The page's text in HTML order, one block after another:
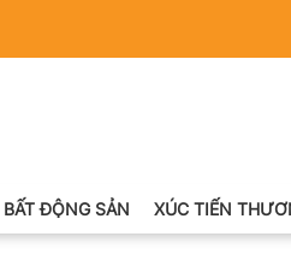
BẤT ĐỘNG SẢN XÚC TIẾN